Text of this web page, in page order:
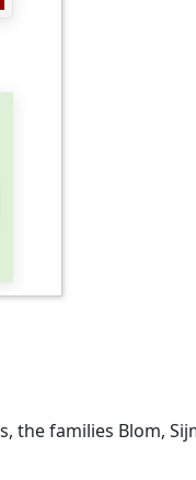
families Blom,